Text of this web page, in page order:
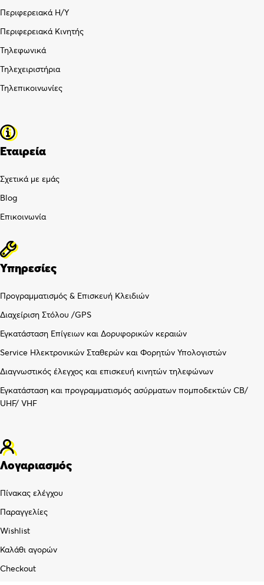
Περιφερειακά Η/Υ
Περιφερειακά Κινητής
Τηλεφωνικά
Τηλεχειριστήρια
Τηλεπικοινωνίες
Εταιρεία
Σχετικά με εμάς
Blog
Επικοινωνία
Υπηρεσίες
Προγραμματισμός & Επισκευή Κλειδιών
Διαχείριση Στόλου /GPS
Εγκατάσταση Επίγειων και Δορυφορικών κεραιών
Service Ηλεκτρονικών Σταθερών και Φορητών Υπολογιστών
Διαγνωστικός έλεγχος και επισκευή κινητών τηλεφώνων
Εγκατάσταση και προγραμματισμός ασύρματων πομποδεκτών CB/
UHF/ VHF
Λογαριασμός
Πίνακας ελέγχου
Παραγγελίες
Wishlist
Καλάθι αγορών
Checkout